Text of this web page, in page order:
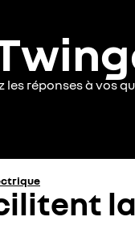
les réponses à vos